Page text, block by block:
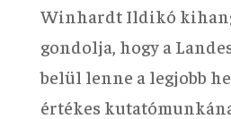
Winhardt Ildikó
gondolja, hogy a
belül lenne a legjobb
értékes